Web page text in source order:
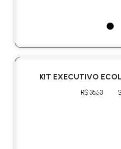
KIT EXECUTIVO
R$ 36.53